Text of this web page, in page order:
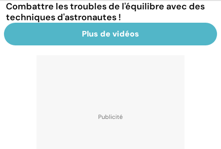
Combattre les troubles de l'équilibre avec des
techniques d'astronautes !
Plus de vidéos